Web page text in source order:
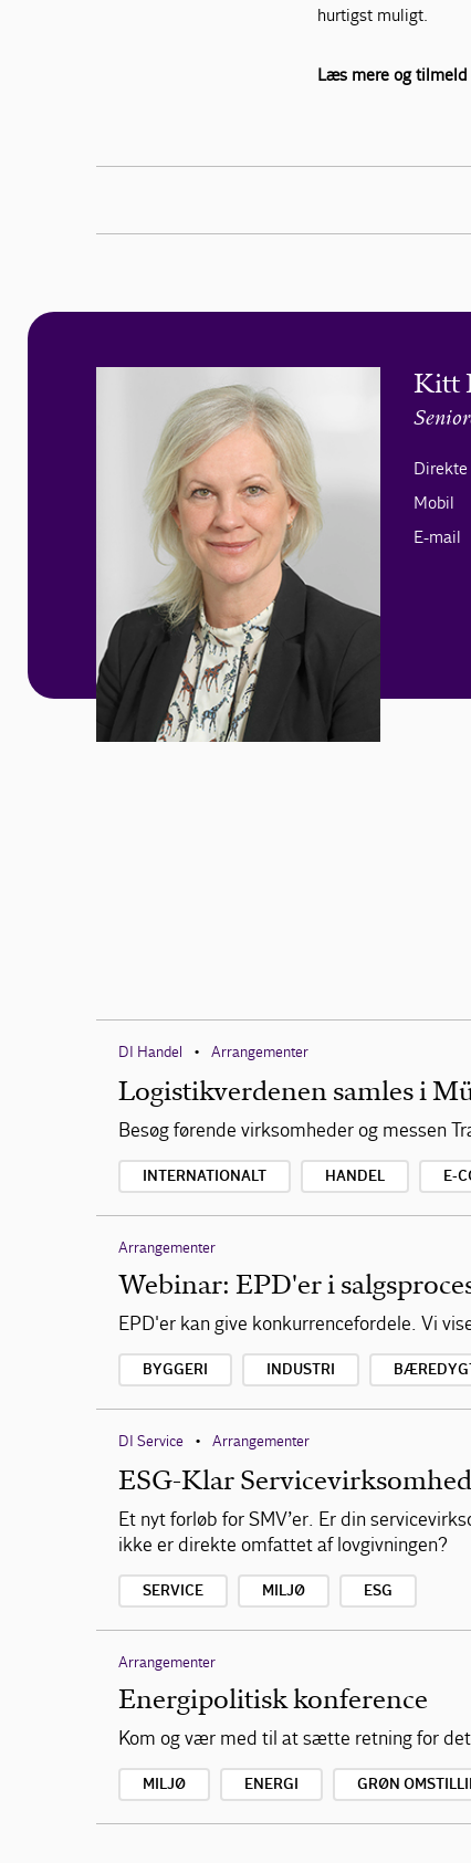
hurtigst muligt.
Læs mere og tilmeld
Kitt
Direkte
Mobil
E-mail
DI Handel • Arrangementer
Logistikverdenen samles i
Besøg førende virksomheder og messen
INTERNATIONALT HANDEL E-
Arrangementer
Webinar: EPD'er i
EPD'er kan give konkurrencefordele. Vi
BYGGERI INDUSTRI
DI Service • Arrangementer
ESG-Klar Servicevirksomhed
Et nyt forløb for SMV’er. Er din
ikke er direkte omfattet af lovgivningen?
SERVICE MILJØ ESG
Arrangementer
Energipolitisk konference
Kom og vær med til at sætte retning for
MILJØ ENERGI GRØN